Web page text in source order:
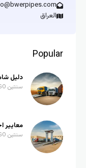
العراق
Popular
دليل
سنتين AGO
معايير
سنتين AGO